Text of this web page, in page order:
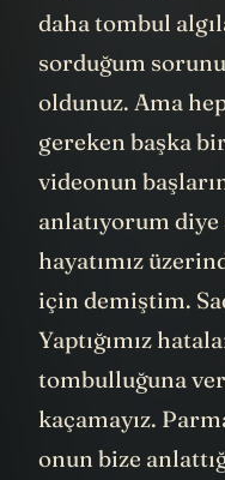
daha tombul
sorduğum
oldunuz. Ama
gereken başka
videonun
anlatıyorum diye
hayatımız
için demiştim.
Yaptığımız
tombulluğuna
kaçamayız.
onun bize